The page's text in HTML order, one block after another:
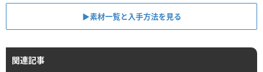
▶︎素材一覧と入手方法を見る
関連記事